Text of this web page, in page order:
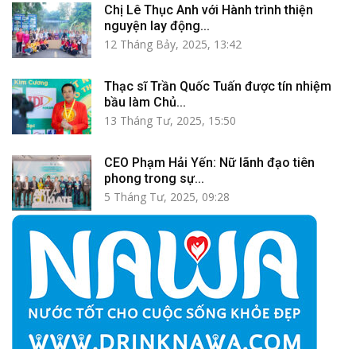
Chị Lê Thục Anh với Hành trình thiện
nguyện lay động...
12 Tháng Bảy, 2025, 13:42
Thạc sĩ Trần Quốc Tuấn được tín nhiệm
bầu làm Chủ...
13 Tháng Tư, 2025, 15:50
CEO Phạm Hải Yến: Nữ lãnh đạo tiên
phong trong sự...
5 Tháng Tư, 2025, 09:28